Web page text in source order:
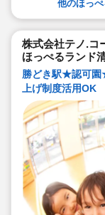
他のほっ
株式会社テノ.コ
ほっぺるランド
勝どき駅★認可
上げ制度活用OK